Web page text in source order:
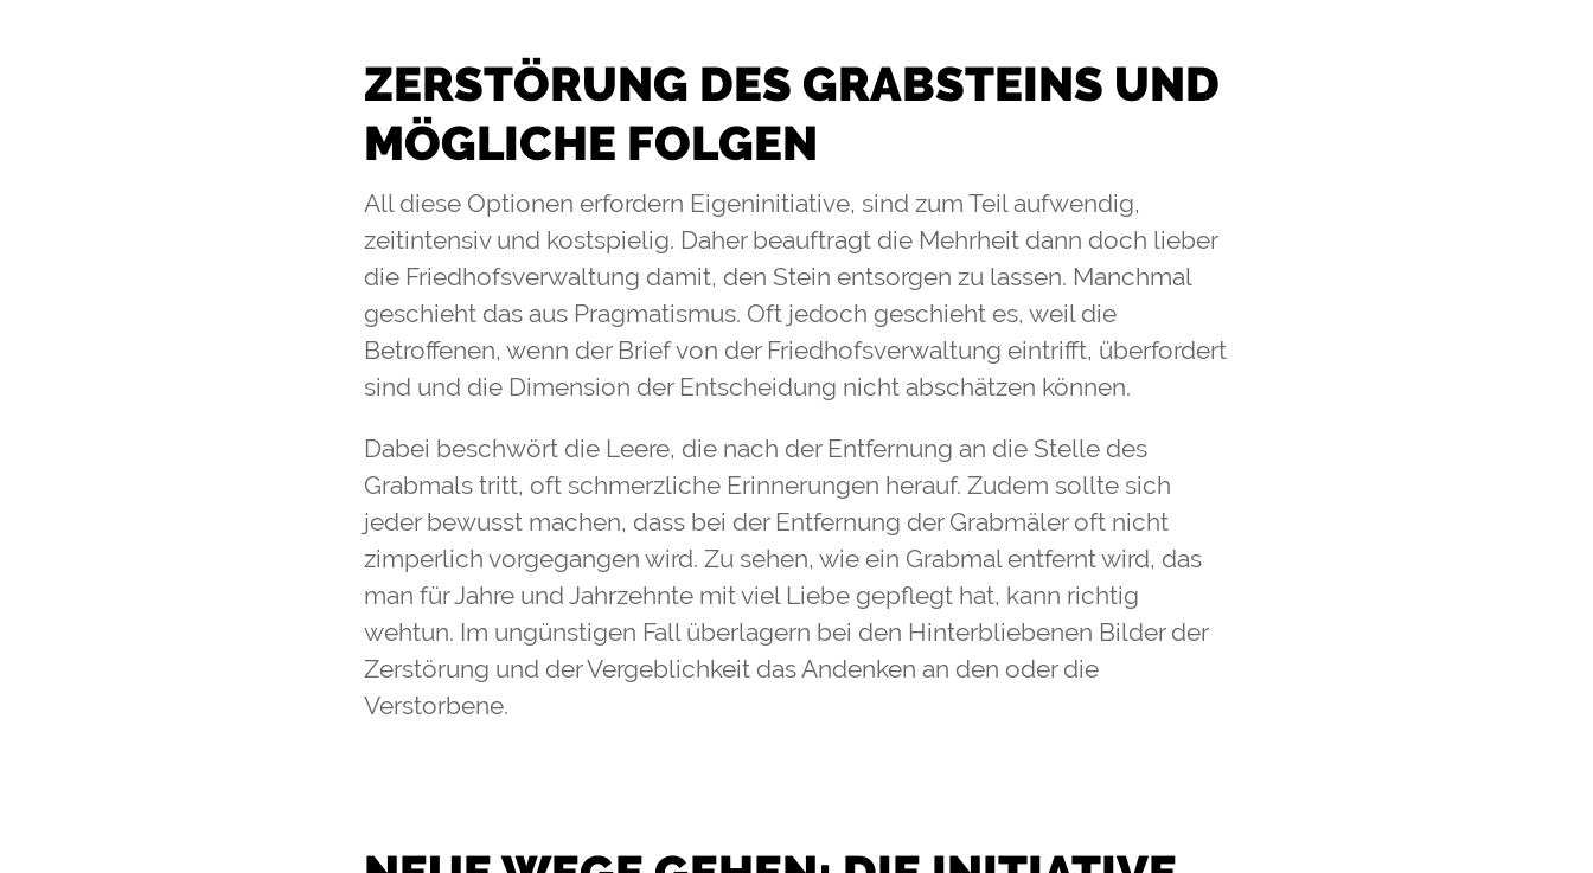
ZERSTÖRUNG DES GRABSTEINS UND
MÖGLICHE FOLGEN
All diese Optionen erfordern Eigeninitiative, sind zum Teil aufwendig,
zeitintensiv und kostspielig. Daher beauftragt die Mehrheit dann doch lieber
die Friedhofsverwaltung damit, den Stein entsorgen zu lassen. Manchmal
geschieht das aus Pragmatismus. Oft jedoch geschieht es, weil die
Betroffenen, wenn der Brief von der Friedhofsverwaltung eintrifft, überfordert
sind und die Dimension der Entscheidung nicht abschätzen können.
Dabei beschwört die Leere, die nach der Entfernung an die Stelle des
Grabmals tritt, oft schmerzliche Erinnerungen herauf. Zudem sollte sich
jeder bewusst machen, dass bei der Entfernung der Grabmäler oft nicht
zimperlich vorgegangen wird. Zu sehen, wie ein Grabmal entfernt wird, das
man für Jahre und Jahrzehnte mit viel Liebe gepflegt hat, kann richtig
wehtun. Im ungünstigen Fall überlagern bei den Hinterbliebenen Bilder der
Zerstörung und der Vergeblichkeit das Andenken an den oder die
Verstorbene.